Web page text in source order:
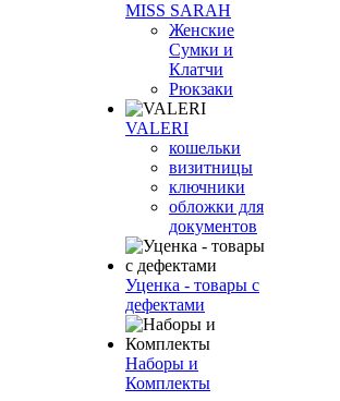
MISS SARAH
Женские
Сумки и
Клатчи
Рюкзаки
VALERI
кошельки
визитницы
ключники
обложки для
документов
Уценка - товары с
дефектами
Наборы и
Комплекты